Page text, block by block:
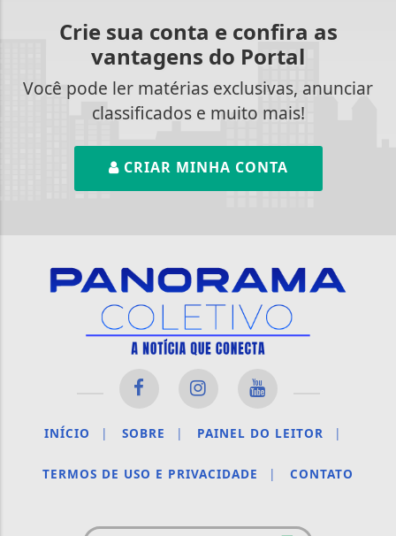
Crie sua conta e confira as
vantagens do Portal
Você pode ler matérias exclusivas, anunciar
classificados e muito mais!
CRIAR MINHA CONTA
INÍCIO | SOBRE | PAINEL DO LEITOR |
TERMOS DE USO E PRIVACIDADE | CONTATO